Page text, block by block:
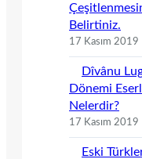
Belirtiniz.
17 Kasım 2019
Dîvânu
Dönemi
Nelerdir?
17 Kasım 2019
Eski